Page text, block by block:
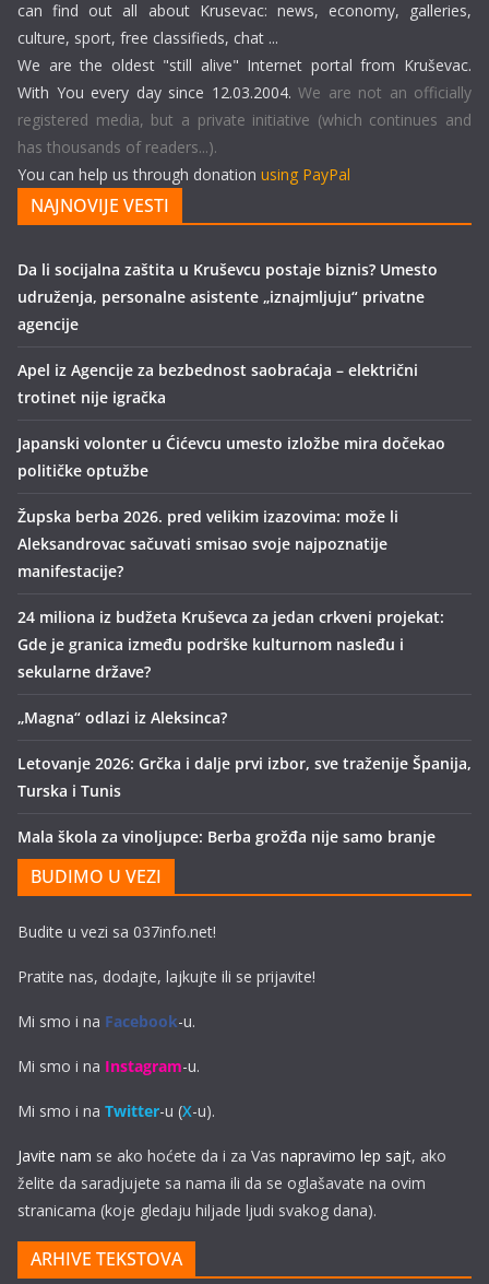
can find out all about Krusevac: news, economy, galleries,
culture, sport, free classifieds, chat ...
We are the oldest "still alive" Internet portal from Kruševac.
With You every day since 12.03.2004. We are not an officially
registered media, but a private initiative (which continues and
has thousands of readers...).
You can help us through donation using PayPal
NAJNOVIJE VESTI
Da li socijalna zaštita u Kruševcu postaje biznis? Umesto
udruženja, personalne asistente „iznajmljuju“ privatne
agencije
Apel iz Agencije za bezbednost saobraćaja – električni
trotinet nije igračka
Japanski volonter u Ćićevcu umesto izložbe mira dočekao
političke optužbe
Župska berba 2026. pred velikim izazovima: može li
Aleksandrovac sačuvati smisao svoje najpoznatije
manifestacije?
24 miliona iz budžeta Kruševca za jedan crkveni projekat:
Gde je granica između podrške kulturnom nasleđu i
sekularne države?
„Magna“ odlazi iz Aleksinca?
Letovanje 2026: Grčka i dalje prvi izbor, sve traženije Španija,
Turska i Tunis
Mala škola za vinoljupce: Berba grožđa nije samo branje
BUDIMO U VEZI
Budite u vezi sa 037info.net!
Pratite nas, dodajte, lajkujte ili se prijavite!
Mi smo i na Facebook-u.
Mi smo i na Instagram-u.
Mi smo i na Twitter-u (X-u).
Javite nam se ako hoćete da i za Vas napravimo lep sajt, ako
želite da saradjujete sa nama ili da se oglašavate na ovim
stranicama (koje gledaju hiljade ljudi svakog dana).
ARHIVE TEKSTOVA